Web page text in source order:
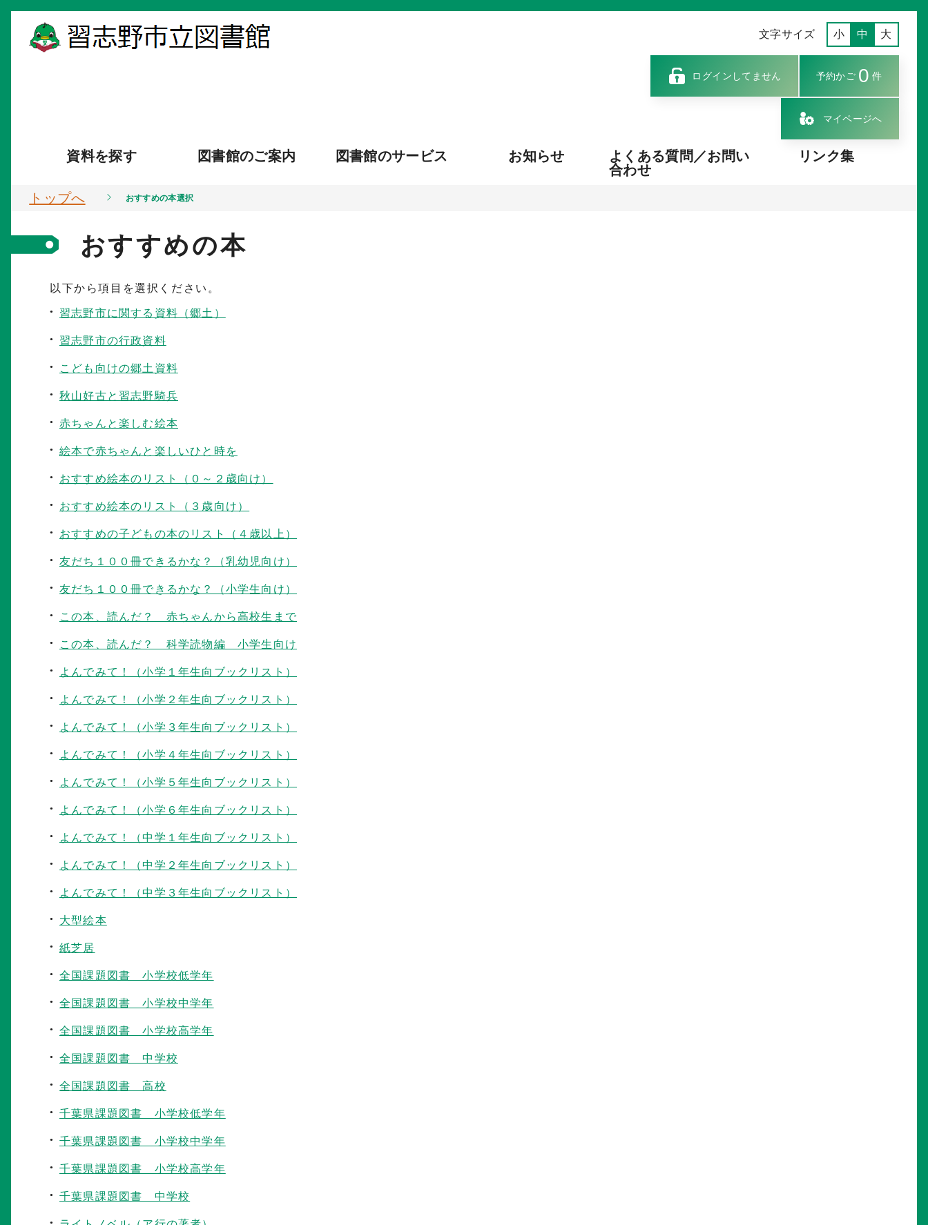
文字サイズ 小 中 大
ログインしてません 予約かご 0 件
マイページへ
資料を探す 図書館のご案内 図書館のサービス お知らせ
よくある質問／お問い
合わせ
リンク集
トップへ おすすめの本選択
おすすめの本
以下から項目を選択ください。
習志野市に関する資料（郷土）
習志野市の行政資料
こども向けの郷土資料
秋山好古と習志野騎兵
赤ちゃんと楽しむ絵本
絵本で赤ちゃんと楽しいひと時を
おすすめ絵本のリスト（０～２歳向け）
おすすめ絵本のリスト（３歳向け）
おすすめの子どもの本のリスト（４歳以上）
友だち１００冊できるかな？（乳幼児向け）
友だち１００冊できるかな？（小学生向け）
この本、読んだ？ 赤ちゃんから高校生まで
この本、読んだ？ 科学読物編 小学生向け
よんでみて！（小学１年生向ブックリスト）
よんでみて！（小学２年生向ブックリスト）
よんでみて！（小学３年生向ブックリスト）
よんでみて！（小学４年生向ブックリスト）
よんでみて！（小学５年生向ブックリスト）
よんでみて！（小学６年生向ブックリスト）
よんでみて！（中学１年生向ブックリスト）
よんでみて！（中学２年生向ブックリスト）
よんでみて！（中学３年生向ブックリスト）
大型絵本
紙芝居
全国課題図書 小学校低学年
全国課題図書 小学校中学年
全国課題図書 小学校高学年
全国課題図書 中学校
全国課題図書 高校
千葉県課題図書 小学校低学年
千葉県課題図書 小学校中学年
千葉県課題図書 小学校高学年
千葉県課題図書 中学校